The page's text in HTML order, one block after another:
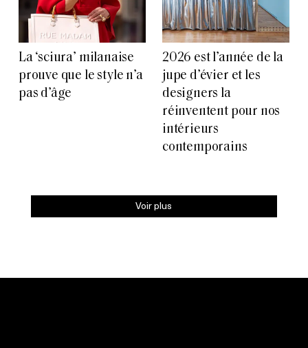
La ‘sciura’ milanaise
prouve que le style n’a
pas d’âge
2026 est l’année de la
jupe d’évier et les
designers la
réinventent pour nos
intérieurs
contemporains
Voir plus